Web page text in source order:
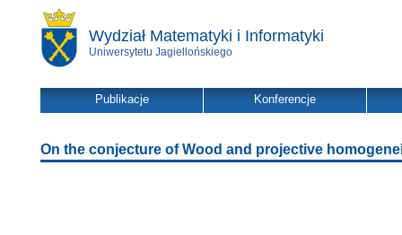
Wydział Matematyki i Informatyki
Uniwersytetu Jagiellońskiego
Publikacje Konferencje
On the conjecture of Wood and projective